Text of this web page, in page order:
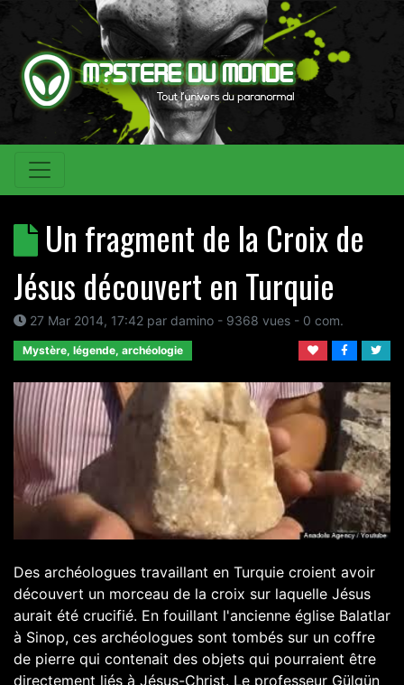
Un fragment de la Croix de
Jésus découvert en Turquie
27 Mar 2014, 17:42 par damino - 9368 vues - 0 com.
Mystère, légende, archéologie
Des archéologues travaillant en Turquie croient avoir
découvert un morceau de la croix sur laquelle Jésus
aurait été crucifié. En fouillant l'ancienne église Balatlar
à Sinop, ces archéologues sont tombés sur un coffre
de pierre qui contenait des objets qui pourraient être
directement liés à Jésus-Christ. Le professeur Gülgün